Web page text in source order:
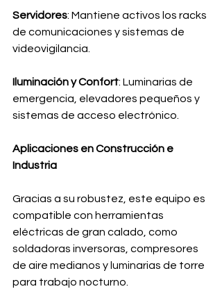
Servidores: Mantiene activos los racks
de comunicaciones y sistemas de
videovigilancia.
Iluminación y Confort: Luminarias de
emergencia, elevadores pequeños y
sistemas de acceso electrónico.
Aplicaciones en Construcción e
Industria
Gracias a su robustez, este equipo es
compatible con herramientas
eléctricas de gran calado, como
soldadoras inversoras, compresores
de aire medianos y luminarias de torre
para trabajo nocturno.